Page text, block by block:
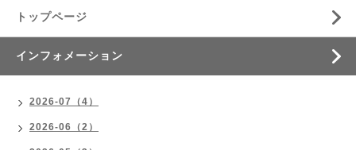
トップページ
インフォメーション
2026-07（4）
2026-06（2）